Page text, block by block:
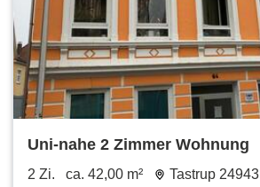
Uni-nahe 2 Zimmer Wohnung
2 Zi. ca. 42,00 m² Tastrup 24943